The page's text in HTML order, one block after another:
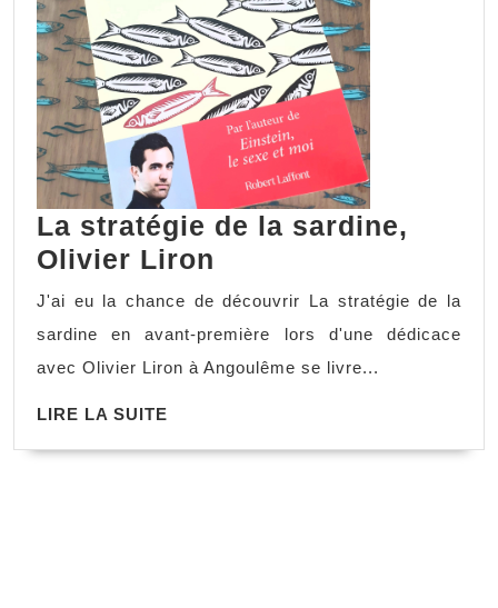
La stratégie de la sardine,
Olivier Liron
J'ai eu la chance de découvrir La stratégie de la
sardine en avant-première lors d'une dédicace
avec Olivier Liron à Angoulême se livre...
LIRE LA SUITE